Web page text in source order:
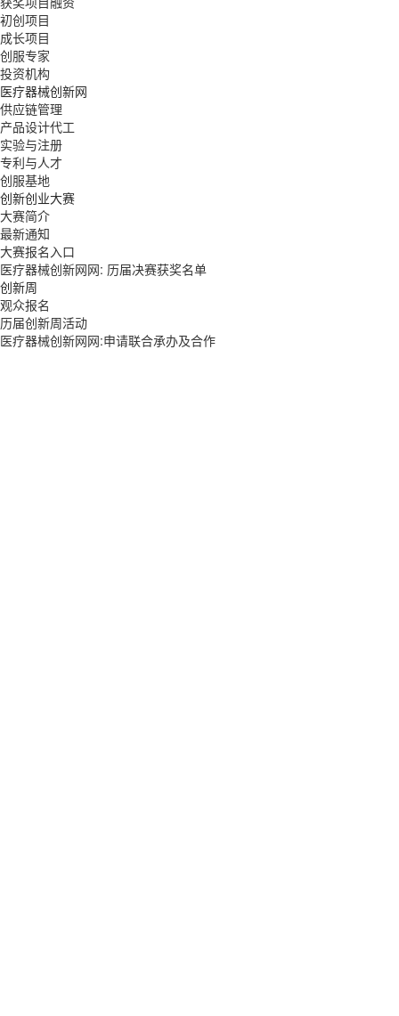
初创项目
成长项目
创服专家
投资机构
医疗器械创新网
供应链管理
产品设计代工
实验与注册
专利与人才
创服基地
创新创业大赛
大赛简介
最新通知
大赛报名入口
医疗器械创新网网: 历届决赛获奖名单
创新周
观众报名
历届创新周活动
医疗器械创新网网:申请联合承办及合作